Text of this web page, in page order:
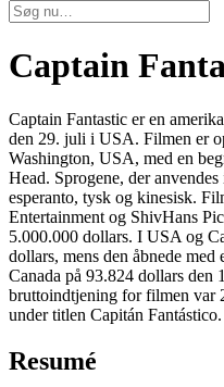
Captain
Captain Fantastic er en
den 29. juli i USA. Filmen er
Washington, USA, med en
Head. Sprogene, der
esperanto, tysk og kinesisk.
Entertainment og ShivHans
5.000.000 dollars. I USA og
dollars, mens den åbnede
Canada på 93.824 dollars den
bruttoindtjening for filmen var
under titlen Capitán Fantástico.
Resumé